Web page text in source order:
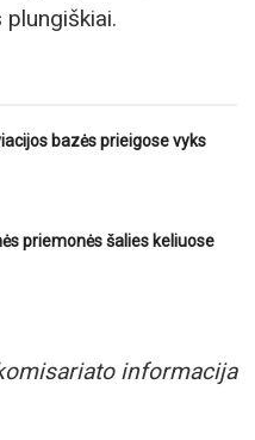
plungiškiai.
bazės prieigose vyks
priemonės šalies keliuose
informacija